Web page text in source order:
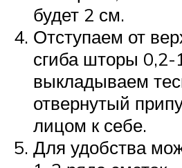
будет 2 см.
Отступаем от
сгиба шторы 0,2-
выкладываем
отвернутый
лицом к себе.
Для удобства